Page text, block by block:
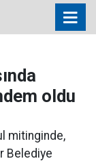
oldu
mitinginde,
Belediye